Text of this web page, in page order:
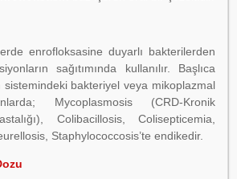
enrofloksasine duyarlı bakterilerden
sağıtımında kullanılır. Başlıca
bakteriyel veya mikoplazmal
Mycoplasmosis (CRD-Kronik
Colibacillosis, Colisepticemia,
Staphylococcosis’te endikedir.